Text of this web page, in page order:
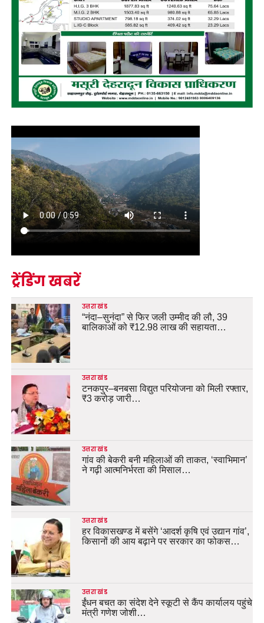
ट्रेंडिंग खबरें
उत्तराखंड
“नंदा–सुनंदा” से फिर जली उम्मीद की लौ, 39
बालिकाओं को ₹12.98 लाख की सहायता…
उत्तराखंड
टनकपुर–बनबसा विद्युत परियोजना को मिली रफ्तार,
₹3 करोड़ जारी…
उत्तराखंड
गांव की बेकरी बनी महिलाओं की ताकत, ‘स्वाभिमान’
ने गढ़ी आत्मनिर्भरता की मिसाल…
उत्तराखंड
हर विकासखण्ड में बसेंगे ‘आदर्श कृषि एवं उद्यान गांव’,
किसानों की आय बढ़ाने पर सरकार का फोकस…
उत्तराखंड
ईंधन बचत का संदेश देने स्कूटी से कैंप कार्यालय पहुंचे
मंत्री गणेश जोशी…